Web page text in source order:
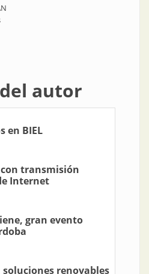
autor
en BIEL
con transmisión
Internet
gran evento
soluciones renovables